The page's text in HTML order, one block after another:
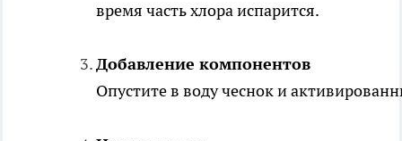
время часть хлора испарится.
Добавление компонентов
Опустите в воду чеснок и